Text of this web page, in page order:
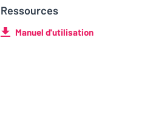
Ressources
Manuel d'utilisation